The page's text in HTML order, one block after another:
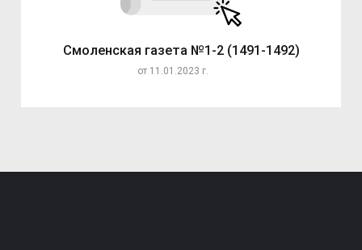
Смоленская газета №1-2 (1491-1492)
от 11.01.2023 г.